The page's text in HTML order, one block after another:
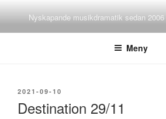
innehåll
Nyskapande musikdramatik sedan 2006
Meny
PUBLICERAT
2021-09-10
Destination 29/11